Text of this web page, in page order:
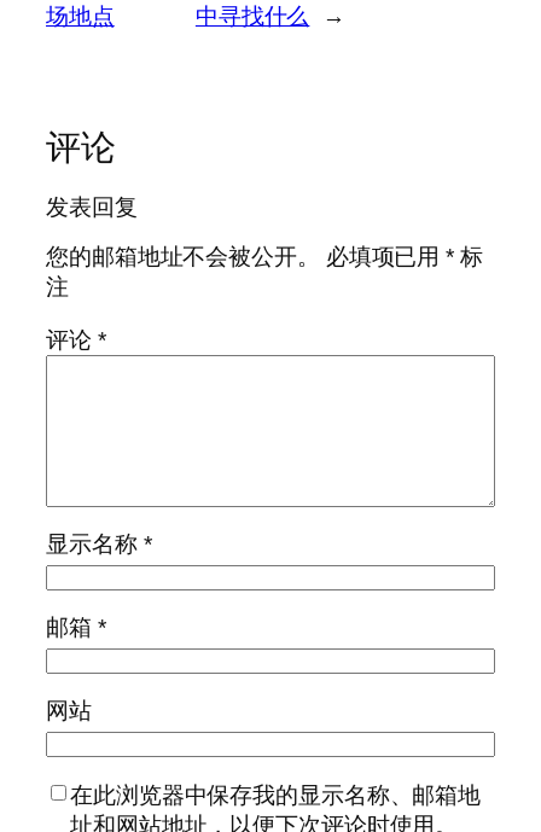
场地点 中寻找什么 →
评论
发表回复
您的邮箱地址不会被公开。
必填项已用* 标
注
评论 *
显示名称 *
邮箱 *
网站
在此浏览器中保存我的显示名称、邮箱地
址和网站地址，以便下次评论时使用。